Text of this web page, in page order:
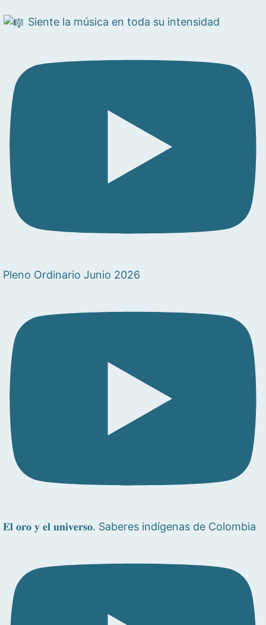
Siente la música en toda su intensidad
Pleno Ordinario Junio 2026
𝐄𝐥 𝐨𝐫𝐨 𝐲 𝐞𝐥 𝐮𝐧𝐢𝐯𝐞𝐫𝐬𝐨. Saberes indígenas de Colombia